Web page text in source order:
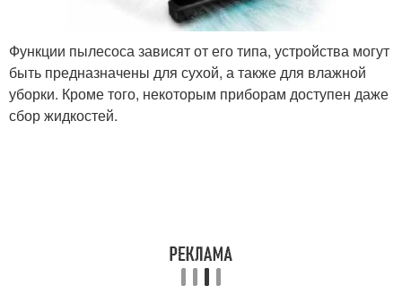
Функции пылесоса зависят от его типа, устройства могут
быть предназначены для сухой, а также для влажной
уборки. Кроме того, некоторым приборам доступен даже
сбор жидкостей.